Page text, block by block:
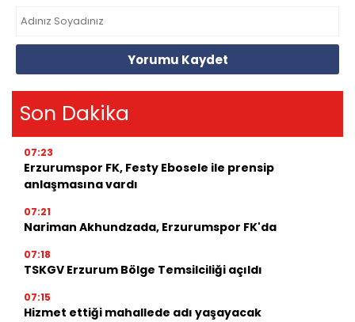
Yorumu Kaydet
Son Dakika
07:23
Erzurumspor FK, Festy Ebosele ile prensip
anlaşmasına vardı
07:21
Nariman Akhundzada, Erzurumspor FK'da
07:18
TSKGV Erzurum Bölge Temsilciliği açıldı
07:15
Hizmet ettiği mahallede adı yaşayacak